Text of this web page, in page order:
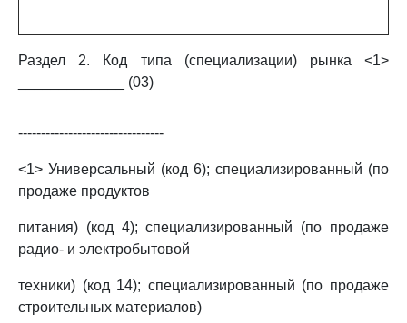
Раздел 2. Код типа (специализации) рынка <1>
_____________ (03)
--------------------------------
<1> Универсальный (код 6); специализированный (по
продаже продуктов
питания) (код 4); специализированный (по продаже
радио- и электробытовой
техники) (код 14); специализированный (по продаже
строительных материалов)